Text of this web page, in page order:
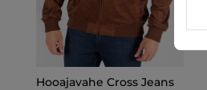
Hooajavahe Cross Jeans